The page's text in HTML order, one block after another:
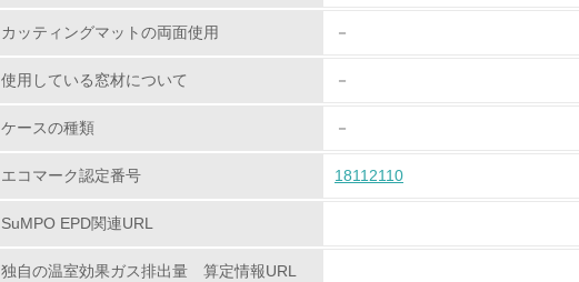
9. <L1> 資源（投入原料、水等）とエネルギー（電力、重油、ガ
10. <L2> 資源とエネルギーの使用量の把握をし、具体的な削減目標
カッティングマットの両面使用 －
使用している窓材について －
ケースの種類 －
エコマーク認定番号 18112110
SuMPO EPD関連URL
独自の温室効果ガス排出量 算定情報URL